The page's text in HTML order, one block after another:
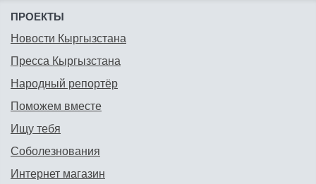
ПРОЕКТЫ
Новости Кыргызстана
Пресса Кыргызстана
Народный репортёр
Поможем вместе
Ищу тебя
Соболезнования
Интернет магазин